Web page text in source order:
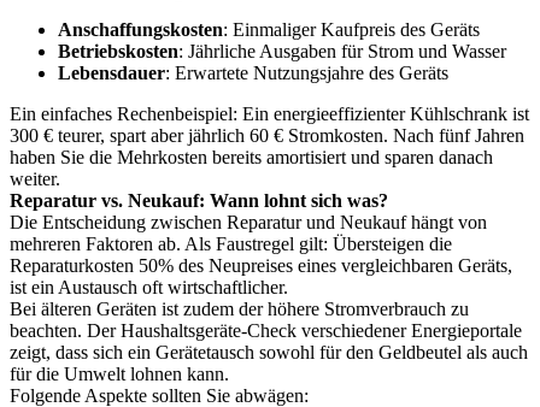
Anschaffungskosten: Einmaliger Kaufpreis des Geräts
Betriebskosten: Jährliche Ausgaben für Strom und Wasser
Lebensdauer: Erwartete Nutzungsjahre des Geräts
Ein einfaches Rechenbeispiel: Ein energieeffizienter Kühlschrank ist
300 € teurer, spart aber jährlich 60 € Stromkosten. Nach fünf Jahren
haben Sie die Mehrkosten bereits amortisiert und sparen danach
weiter.
Reparatur vs. Neukauf: Wann lohnt sich was?
Die Entscheidung zwischen Reparatur und Neukauf hängt von
mehreren Faktoren ab. Als Faustregel gilt: Übersteigen die
Reparaturkosten 50% des Neupreises eines vergleichbaren Geräts,
ist ein Austausch oft wirtschaftlicher.
Bei älteren Geräten ist zudem der höhere Stromverbrauch zu
beachten. Der Haushaltsgeräte-Check verschiedener Energieportale
zeigt, dass sich ein Gerätetausch sowohl für den Geldbeutel als auch
für die Umwelt lohnen kann.
Folgende Aspekte sollten Sie abwägen: